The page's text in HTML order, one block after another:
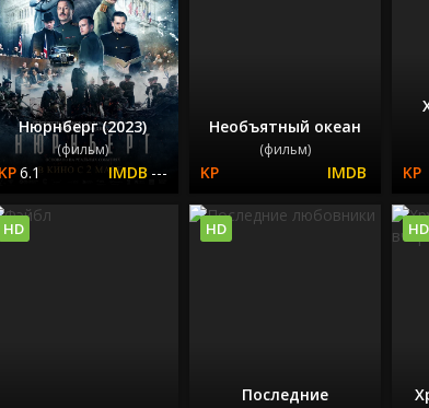
Нюрнберг (2023)
(фильм)
6.1 ---
Необъятный океан
(фильм)
HD
Последние
HD HD